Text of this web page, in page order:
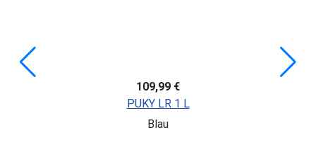
109,99 €
PUKY LR 1 L
Blau